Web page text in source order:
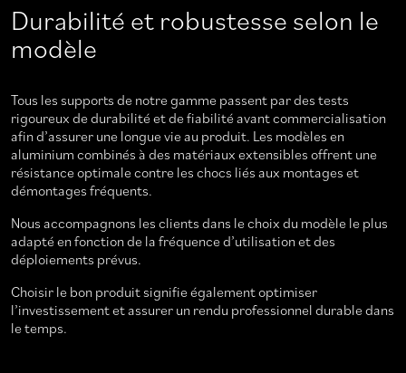
Durabilité et robustesse selon le
modèle
Tous les supports de notre gamme passent par des tests
rigoureux de durabilité et de fiabilité avant commercialisation
afin d’assurer une longue vie au produit. Les modèles en
aluminium combinés à des matériaux extensibles offrent une
résistance optimale contre les chocs liés aux montages et
démontages fréquents.
Nous accompagnons les clients dans le choix du modèle le plus
adapté en fonction de la fréquence d’utilisation et des
déploiements prévus.
Choisir le bon produit signifie également optimiser
l’investissement et assurer un rendu professionnel durable dans
le temps.